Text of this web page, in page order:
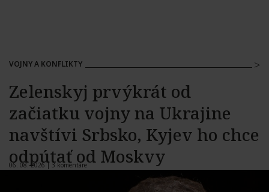
VOJNY A KONFLIKTY
Zelenskyj prvýkrát od
začiatku vojny na Ukrajine
navštívi Srbsko, Kyjev ho chce
odpútať od Moskvy
06. 08. 2026 | 3 komentáre